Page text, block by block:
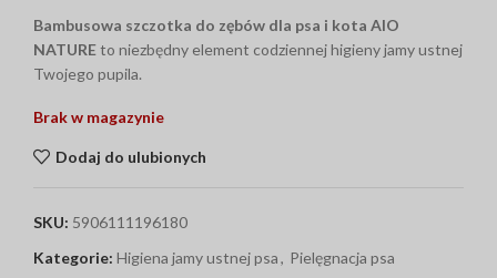
Bambusowa szczotka do zębów dla psa i kota AIO
NATUREto niezbędny element codziennej higieny jamy ustnej
Twojego pupila.
Brak w magazynie
Dodaj do ulubionych
SKU: 5906111196180
Kategorie: Higiena jamy ustnej psa, Pielęgnacja psa